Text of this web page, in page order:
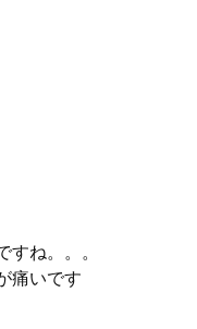
ね。。。
痛いです